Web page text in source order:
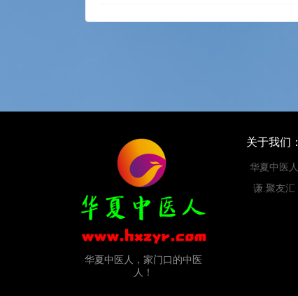
华夏中医人，家门口的中医
人！
关于我们：
华夏中医人
谦.聚友汇